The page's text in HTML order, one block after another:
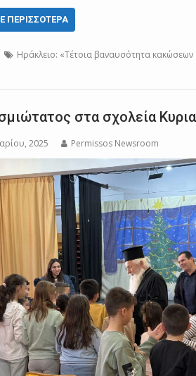
ΠΕΡΙΣΣΌΤΕΡΑ
Ηράκλειο: «Τέτοια βαναυσότητα κακώσεων
στα σχολεία
2025 Permissos Newsroom